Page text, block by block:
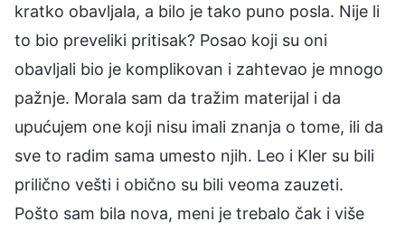
kratko obavljala, a bilo je tako puno posla. Nije li
to bio preveliki pritisak? Posao koji su oni
obavljali bio je komplikovan i zahtevao je mnogo
pažnje. Morala sam da tražim materijal i da
upućujem one koji nisu imali znanja o tome, ili da
sve to radim sama umesto njih. Leo i Kler su bili
prilično vešti i obično su bili veoma zauzeti.
Pošto sam bila nova, meni je trebalo čak i više